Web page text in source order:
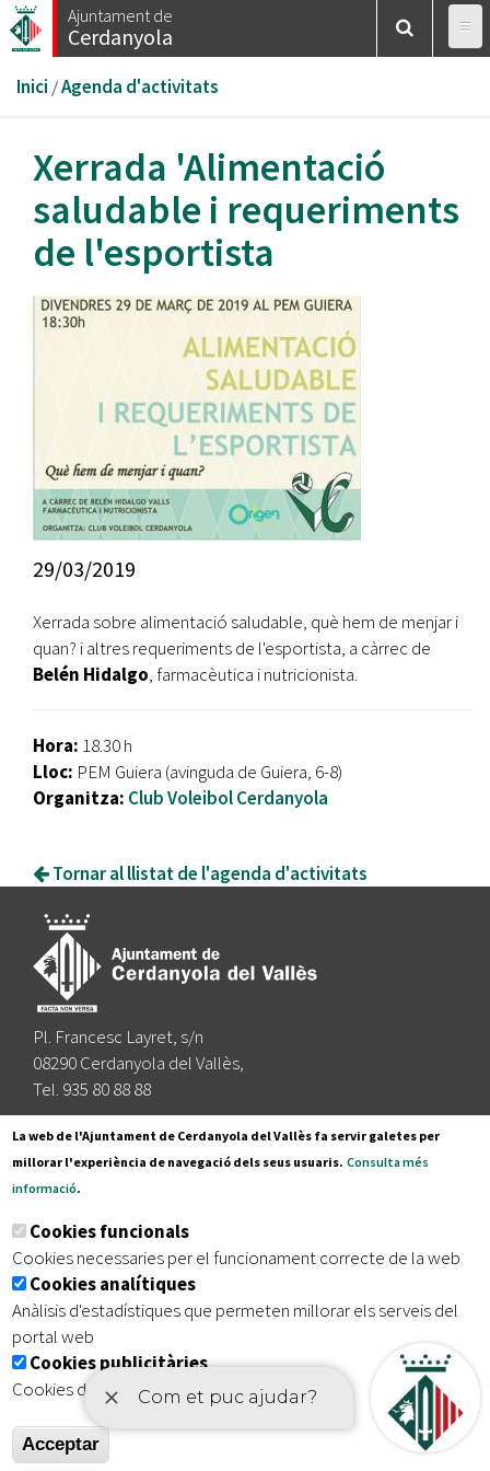
Vés
al
Ajuntament de
Cerdanyola
Esteu
aquí
Inici /Agenda d'activitats
Xerrada 'Alimentació
saludable i requeriments
de l'esportista
29/03/2019
Xerrada sobre alimentació saludable, què hem de menjar i
quan? i altres requeriments de l'esportista, a càrrec de
Belén Hidalgo, farmacèutica i nutricionista.
Hora: 18.30 h
Lloc: PEM Guiera (avinguda de Guiera, 6-8)
Organitza: Club Voleibol Cerdanyola
Tornar al llistat de l'agenda d'activitats
Pl. Francesc Layret, s/n
08290 Cerdanyola del Vallès,
Tel. 935 80 88 88
Segueix-nos a:
Subscriu-te al nostre butlletí
Inici | Avís legal | Protecció de dades
| Accessibilitat
La web de l'Ajuntament de Cerdanyola del Vallès fa servir galetes per
millorar l'experiència de navegació dels seus usuaris. Consulta més
informació.
Cookies funcionals
Cookies necessaries per el funcionament correcte de la web
Cookies analítiques
Anàlisis d'estadístiques que permeten millorar els serveis del
portal web
Cookies publicitàries
Cookies de tercers amb finalitat publicitària
Acceptar